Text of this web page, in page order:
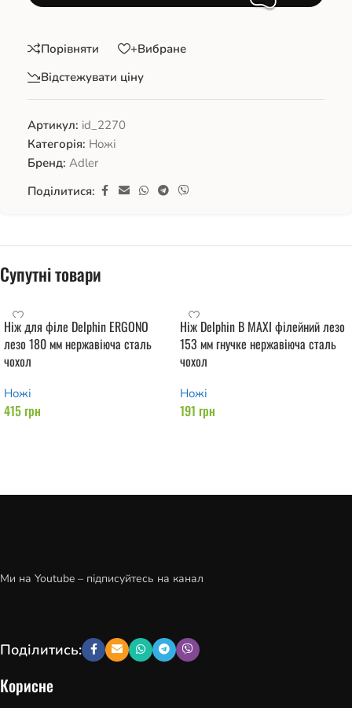
Порівняти
+Вибране
Відстежувати ціну
Артикул: id_2270
Категорія: Ножі
Бренд: Adler
Поділитися:
Супутні товари
Ніж для філе Delphin ERGONO
лезо 180 мм нержавіюча сталь
чохол
Ножі
415грн
Ніж Delphin B MAXI філейний лезо
153 мм гнучке нержавіюча сталь
чохол
Ножі
191 грн
Ми на Youtube – підписуйтесь на канал
Поділитись:
Корисне